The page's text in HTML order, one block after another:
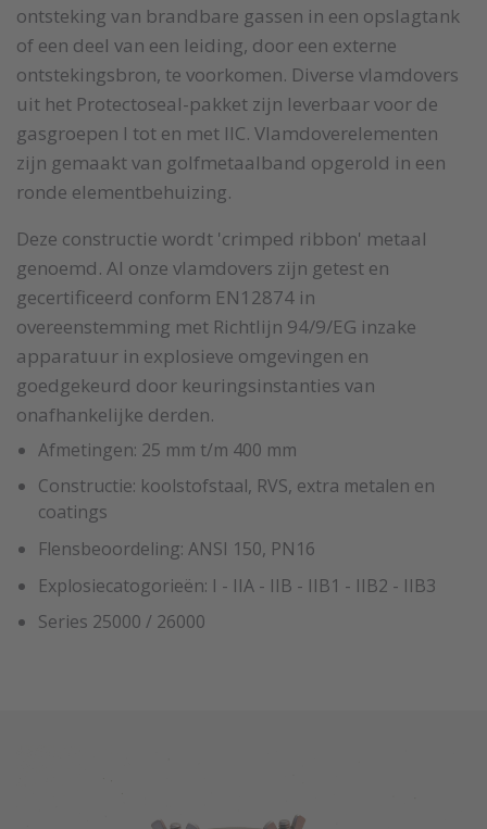
ontsteking van brandbare gassen in een opslagtank
of een deel van een leiding, door een externe
ontstekingsbron, te voorkomen. Diverse vlamdovers
uit het Protectoseal-pakket zijn leverbaar voor de
gasgroepen I tot en met IIC. Vlamdoverelementen
zijn gemaakt van golfmetaalband opgerold in een
ronde elementbehuizing.
Deze constructie wordt 'crimped ribbon' metaal
genoemd. Al onze vlamdovers zijn getest en
gecertificeerd conform EN12874 in
overeenstemming met Richtlijn 94/9/EG inzake
apparatuur in explosieve omgevingen en
goedgekeurd door keuringsinstanties van
onafhankelijke derden.
Afmetingen: 25 mm t/m 400 mm
Constructie: koolstofstaal, RVS, extra metalen en
coatings
Flensbeoordeling: ANSI 150, PN16
Explosiecatogorieën: I - IIA - IIB - IIB1 - IIB2 - IIB3
Series 25000 / 26000